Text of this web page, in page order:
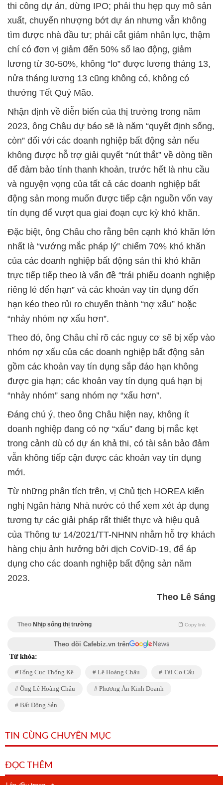
thi công dự án, dừng IPO; phải thu hẹp quy mô sản
xuất, chuyển nhượng bớt dự án nhưng vẫn không
tìm được nhà đầu tư; phải cắt giảm nhân lực, thậm
chí có đơn vị giảm đến 50% số lao động, giảm
lương từ 30-50%, không “lo” được lương tháng 13,
nửa tháng lương 13 cũng không có, không có
thưởng Tết Quý Mão.
Nhận định về diễn biến của thị trường trong năm
2023, ông Châu dự báo sẽ là năm “quyết định sống,
còn” đối với các doanh nghiệp bất động sản nếu
không được hỗ trợ giải quyết “nút thắt” về dòng tiền
để đảm bảo tính thanh khoản, trước hết là nhu cầu
và nguyện vọng của tất cả các doanh nghiệp bất
động sản mong muốn được tiếp cận nguồn vốn vay
tín dụng để vượt qua giai đoạn cực kỳ khó khăn.
Đặc biệt, ông Châu cho rằng bên cạnh khó khăn lớn
nhất là “vướng mắc pháp lý” chiếm 70% khó khăn
của các doanh nghiệp bất động sản thì khó khăn
trực tiếp tiếp theo là vấn đề “trái phiếu doanh nghiệp
riêng lẻ đến hạn” và các khoản vay tín dụng đến
hạn kéo theo rủi ro chuyển thành “nợ xấu” hoặc
“nhảy nhóm nợ xấu hơn”.
Theo đó, ông Châu chỉ rõ các nguy cơ sẽ bị xếp vào
nhóm nợ xấu của các doanh nghiệp bất động sản
gồm các khoản vay tín dụng sắp đáo hạn không
được gia hạn; các khoản vay tín dụng quá hạn bị
“nhảy nhóm” sang nhóm nợ “xấu hơn”.
Đáng chú ý, theo ông Châu hiện nay, không ít
doanh nghiệp đang có nợ “xấu” đang bị mắc kẹt
trong cảnh dù có dự án khả thi, có tài sản bảo đảm
vẫn không tiếp cận được các khoản vay tín dụng
mới.
Từ những phân tích trên, vị Chủ tịch HOREA kiến
nghị Ngân hàng Nhà nước có thể xem xét áp dụng
tương tự các giải pháp rất thiết thực và hiệu quả
của Thông tư 14/2021/TT-NHNN nhằm hỗ trợ khách
hàng chịu ảnh hưởng bởi dịch CoViD-19, để áp
dụng cho các doanh nghiệp bất động sản năm
2023.
Theo Lê Sáng
Theo Nhịp sống thị trường Copy link
Theo dõi Cafebiz.vn trên
Từ khóa:
Tổng Cục Thống Kê Lê Hoàng Châu Tái Cơ Cấu
Ông Lê Hoàng Châu Phương Án Kinh Doanh
Bất Động Sản
TIN CÙNG CHUYÊN MỤC
ĐỌC THÊM